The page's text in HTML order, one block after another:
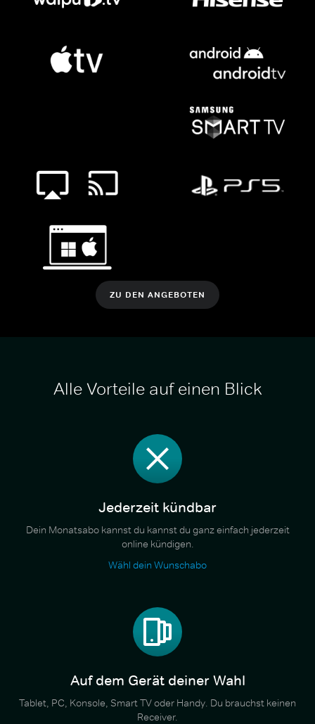
ZU DEN ANGEBOTEN
Alle Vorteile auf einen Blick
Jederzeit kündbar
Dein Monatsabo kannst du kannst du ganz einfach jederzeit
online kündigen.
Wähl dein Wunschabo
Auf dem Gerät deiner Wahl
Tablet, PC, Konsole, Smart TV oder Handy. Du brauchst keinen
Receiver.